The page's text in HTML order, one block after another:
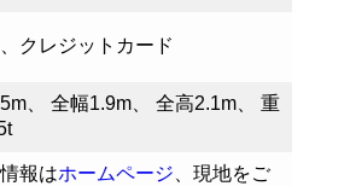
クレジットカード
、 全幅1.9m、 全高2.1m、 重
報はホームページ 、現地をご